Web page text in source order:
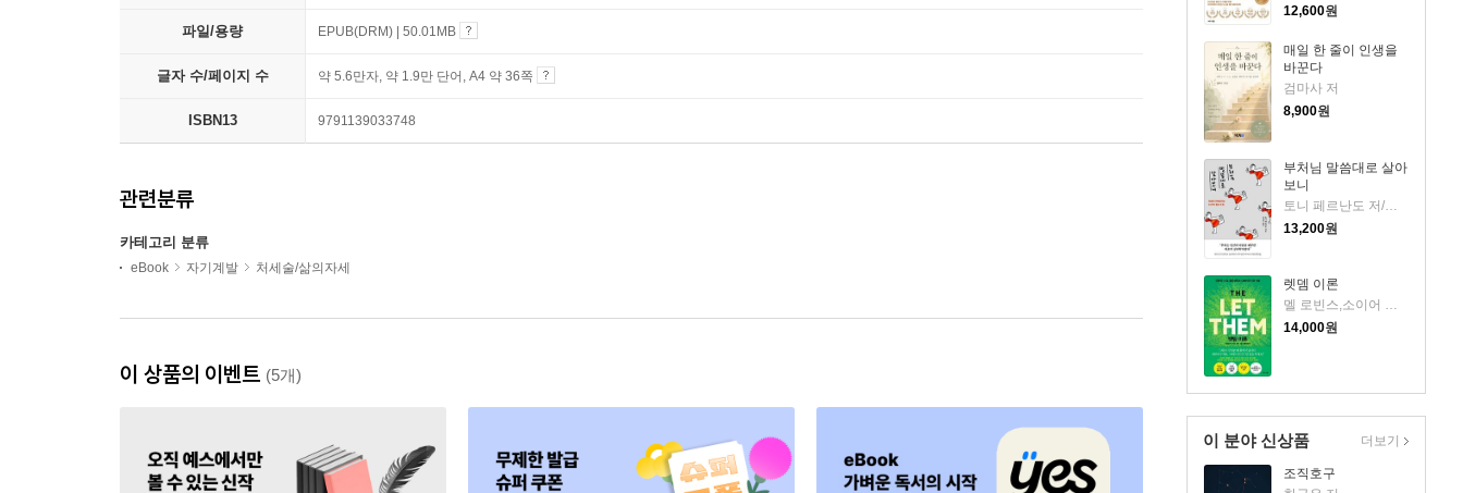
12,600원
매일 한 줄이 인생을
바꾼다
검마사 저
8,900원
부처님 말씀대로 살아
보니
토니 페르난도 저/강정선 역
13,200원
렛뎀 이론
멜 로빈스,소이어 로빈스 저/윤효원 역
14,000원
이 분야 신상품
조직호구
더보기
파일/용량 EPUB(DRM) | 50.01MB
글자 수/페이지 수 약 5.6만자, 약 1.9만 단어, A4 약 36쪽
ISBN13 9791139033748
관련분류
카테고리 분류
eBook 자기계발 처세술/삶의자세
이 상품의 이벤트 (5개)